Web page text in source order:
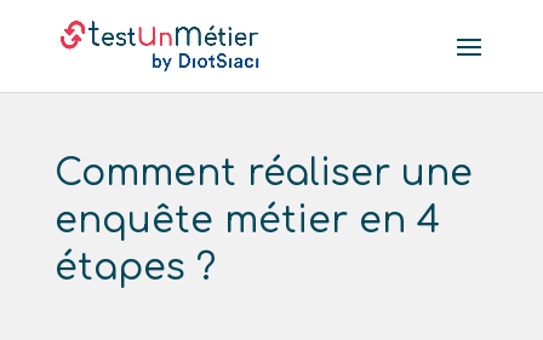
Comment réaliser une
enquête métier en 4
étapes ?